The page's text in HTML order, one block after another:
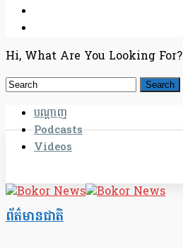
Hi, What Are You Looking For?
បណ្តាញ
Podcasts
Videos
ព័ត៌មានជាតិ